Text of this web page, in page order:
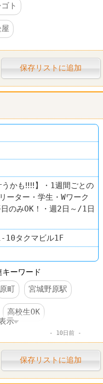
ト
保存リストに追加
うかも‼‼】・1週間ごとの
ーター・学生・Wワーク
のみOK！・週2日～/1日
タクマビル1F
ーワード
原町 宮城野原駅
高校生OK
社員割引あり
すし 銀のさら
示
10日前
保存リストに追加